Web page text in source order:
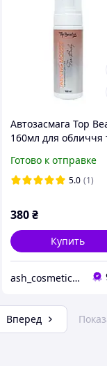
Автозасмага Top
160мл для обличчя
Готово к отправке
5.0 (1)
380₴
Купить
ash_cosmetics_ua
Вперед